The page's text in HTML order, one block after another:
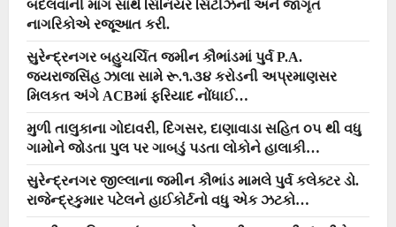
બદલવાની માંગ સાથે સિનિયર સિટીઝનો અને જાગૃત
નાગરિકોએ રજૂઆત કરી.
સુરેન્દ્રનગર બહુચર્ચિત જમીન કૌભાંડમાં પુર્વ P.A.
જયરાજસિંહ ઝાલા સામે રૂ.૧.૩૪ કરોડની અપ્રમાણસર
મિલકત અંગે ACBમાં ફરિયાદ નોંધાઈ…
મુળી તાલુકાના ગોદાવરી, દિગસર, દાણાવાડા સહિત ૦૫ થી વધુ
ગામોને જોડતા પુલ પર ગાબડું પડતા લોકોને હાલાકી…
સુરેન્દ્રનગર જીલ્લાના જમીન કૌભાંડ મામલે પુર્વ કલેક્ટર ડો.
રાજેન્દ્રકુમાર પટેલને હાઈકોર્ટનો વધુ એક ઝટકો…